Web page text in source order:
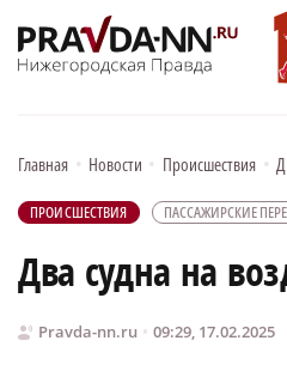
Главная • Новости • Происшествия •
ПРОИСШЕСТВИЯ ПАССАЖИРСКИЕ
Два судна на
Pravda-nn.ru 09:29, 17.02.2025